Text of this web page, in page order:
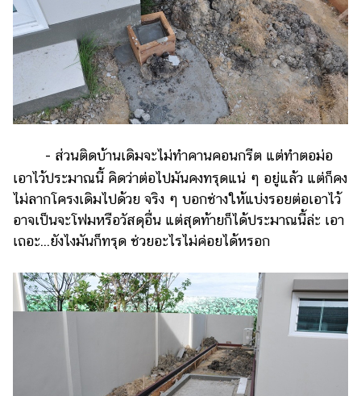
- ส่วนติดบ้านเดิมจะไม่ทำคานคอนกรีต แต่ทำตอม่อ
เอาไว้ประมาณนี้ คิดว่าต่อไปมันคงทรุดแน่ ๆ อยู่แล้ว แต่ก็คง
ไม่ลากโครงเดิมไปด้วย จริง ๆ บอกช่างให้แบ่งรอยต่อเอาไว้
อาจเป็นจะโฟมหรือวัสดุอื่น แต่สุดท้ายก็ได้ประมาณนี้ล่ะ เอา
เถอะ...ยังไงมันก็ทรุด ช่วยอะไรไม่ค่อยได้หรอก